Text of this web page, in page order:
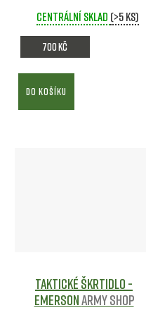
shop
Centrální sklad (>5 ks)
700 Kč
DO KOŠÍKU
Taktické škrtidlo -
EMERSONArmy shop